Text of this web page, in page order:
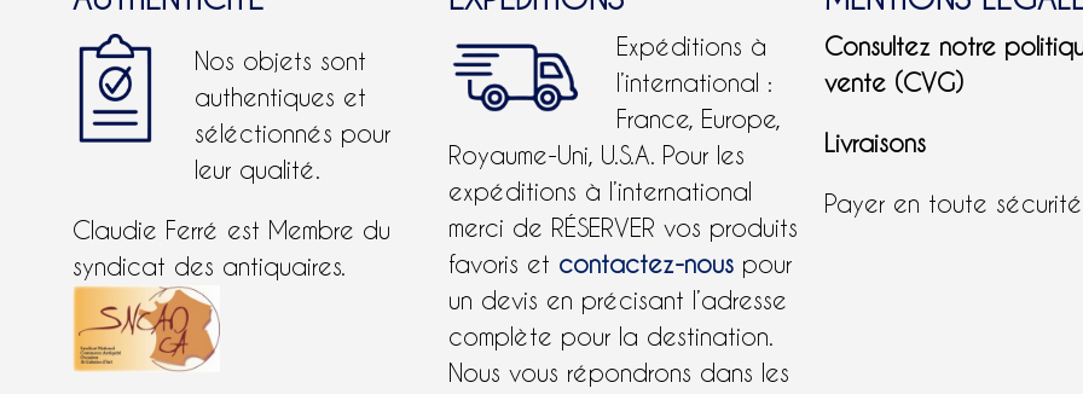
Nos objets sont
authentiques et
séléctionnés pour
leur qualité.
Claudie Ferré est Membre du
syndicat des antiquaires.
Expéditions à
l’international :
France, Europe,
Royaume-Uni, U.S.A. Pour les
expéditions à l’international
merci de RÉSERVER vos produits
favoris et contactez-nous pour
un devis en précisant l’adresse
complète pour la destination.
Nous vous répondrons dans les
Consultez notre
vente (CVG)
Livraisons
Payer en toute